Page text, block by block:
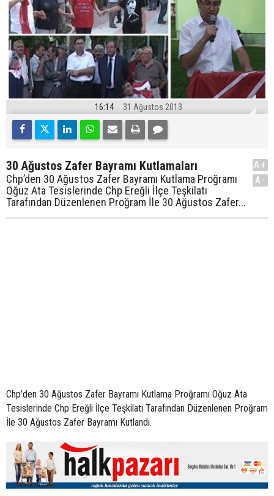
16:14 31 Ağustos 2013
30 Ağustos Zafer Bayramı Kutlamaları
Chp’den 30 Ağustos Zafer Bayramı Kutlama Proğramı
Oğuz Ata Tesislerinde Chp Ereğli İlçe Teşkilatı
Tarafından Düzenlenen Proğram İle 30 Ağustos Zafer...
A+
A-
Chp’den 30 Ağustos Zafer Bayramı Kutlama Proğramı Oğuz Ata
Tesislerinde Chp Ereğli İlçe Teşkilatı Tarafından Düzenlenen Proğram
İle 30 Ağustos Zafer Bayramı Kutlandı.